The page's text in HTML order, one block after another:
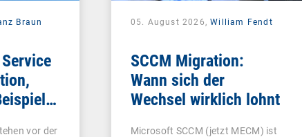
Braun
vor der
05. August 2026,William Fendt
SCCM Migration:
Wann sich der
Wechsel wirklich lohnt
Microsoft SCCM (jetzt MECM) ist